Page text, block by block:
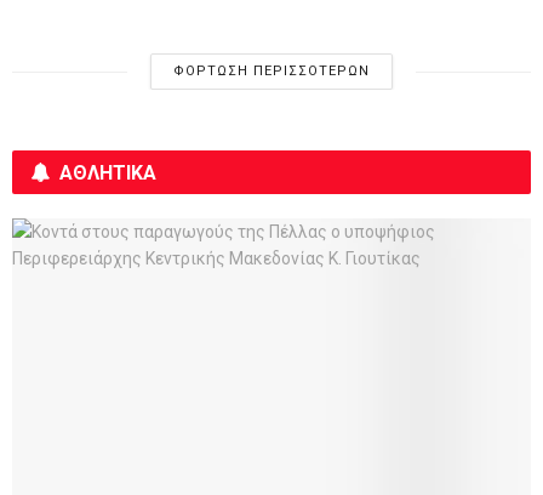
ΦΌΡΤΩΣΗ ΠΕΡΙΣΣΌΤΕΡΩΝ
ΑΘΛΗΤΙΚΑ